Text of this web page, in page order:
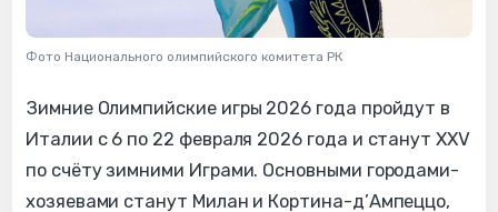
Фото Национального олимпийского комитета РК
Зимние Олимпийские игры 2026 года пройдут в
Италии с 6 по 22 февраля 2026 года и станут XXV
по счёту зимними Играми. Основными городами-
хозяевами станут Милан и Кортина-д’Ампеццо,